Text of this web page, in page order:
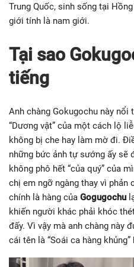
Trung Quốc, sinh sống tại
giới tính là nam giới.
Tại sao
tiếng
Anh chàng Gokugochu này nổi
“Dương vật” của một cách lộ
không bị che hay làm mờ đi.
những bức ảnh tự sướng ấy sẽ
không phô hết “của quý” của
chị em ngỡ ngàng thay vì phản
chính là hàng của Gogugochu
khiến người khác phải khóc
đấy. Vì vậy mà anh chàng này
cái tên là “Soái ca hàng khủng”